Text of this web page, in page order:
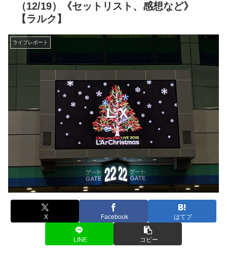
（12/19）《セットリスト、感想など》
【ラルク】
ライブレポート
X Facebook はてブ
LINE コピー